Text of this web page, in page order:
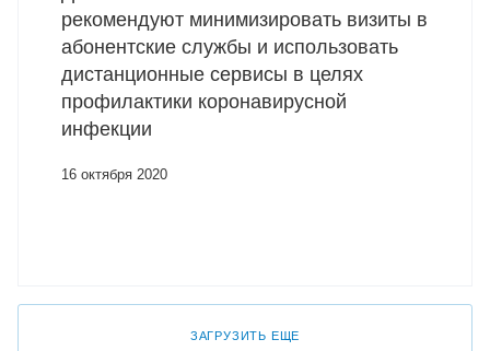
рекомендуют минимизировать визиты в
абонентские службы и использовать
дистанционные сервисы в целях
профилактики коронавирусной
инфекции
16 октября 2020
ЗАГРУЗИТЬ ЕЩЕ